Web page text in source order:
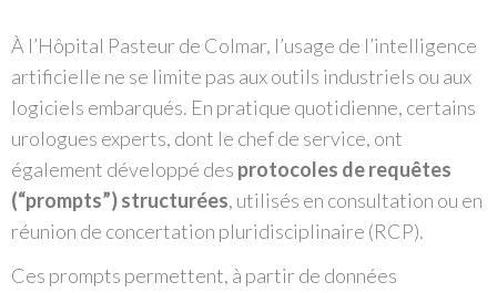
À l’Hôpital Pasteur de Colmar, l’usage de l’intelligence
artificielle ne se limite pas aux outils industriels ou aux
logiciels embarqués. En pratique quotidienne, certains
urologues experts, dont le chef de service, ont
également développé des protocoles de requêtes
(“prompts”) structurées, utilisés en consultation ou en
réunion de concertation pluridisciplinaire (RCP).
Ces prompts permettent, à partir de données